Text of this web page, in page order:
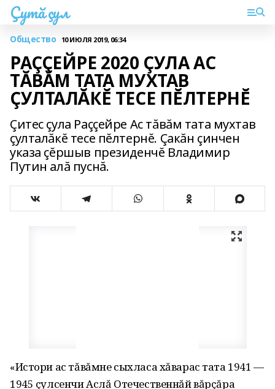
Çутă çул
Общество 10 ИЮЛЯ 2019, 06:34
РАÇÇЕЙРЕ 2020 ÇУЛА АС
ТĂВĂМ ТАТА МУХТАВ
ÇУЛТАЛĂКĔ ТЕСЕ ПĔЛТЕРНĔ
Çитес çула Раççейре Ас тăвăм тата мухтав
çулталăкĕ тесе пĕлтернĕ. Çакăн çинчен
указа çĕршыв президенчĕ Владимир
Путин алă пуснă.
«Истори ас тăвăмне сыхласа хăварас тата 1941 —
1945 çулсенчи Аслă Отечественнăй вăрçăра